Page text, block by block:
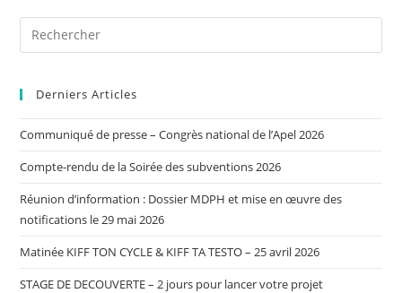
Derniers Articles
Communiqué de presse – Congrès national de l’Apel 2026
Compte-rendu de la Soirée des subventions 2026
Réunion d’information : Dossier MDPH et mise en œuvre des
notifications le 29 mai 2026
Matinée KIFF TON CYCLE & KIFF TA TESTO – 25 avril 2026
STAGE DE DECOUVERTE – 2 jours pour lancer votre projet